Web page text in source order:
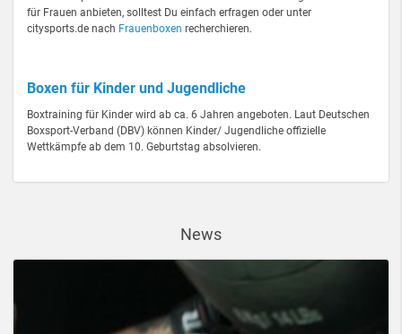
für Frauen anbieten, solltest Du einfach erfragen oder unter
citysports.de nach Frauenboxen recherchieren.
Boxen für Kinder und Jugendliche
Boxtraining für Kinder wird ab ca. 6 Jahren angeboten. Laut Deutschen
Boxsport-Verband (DBV) können Kinder/ Jugendliche offizielle
Wettkämpfe ab dem 10. Geburtstag absolvieren.
News